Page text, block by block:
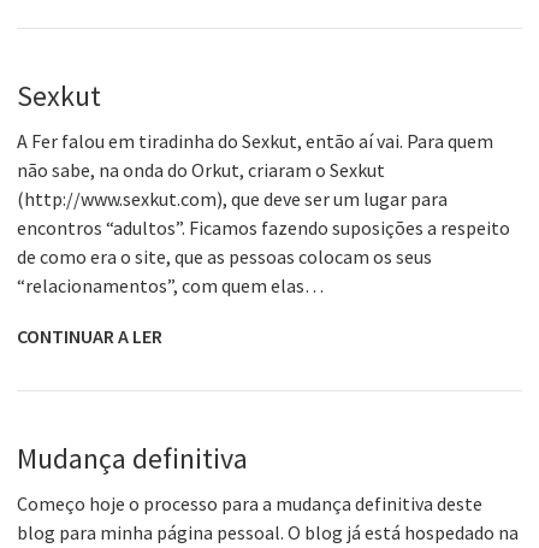
Sexkut
A Fer falou em tiradinha do Sexkut, então aí vai. Para quem
não sabe, na onda do Orkut, criaram o Sexkut
(http://www.sexkut.com), que deve ser um lugar para
encontros “adultos”. Ficamos fazendo suposições a respeito
de como era o site, que as pessoas colocam os seus
“relacionamentos”, com quem elas…
CONTINUAR A LER
Mudança definitiva
Começo hoje o processo para a mudança definitiva deste
blog para minha página pessoal. O blog já está hospedado na